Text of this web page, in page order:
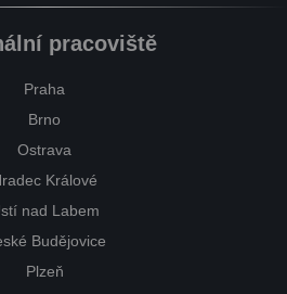
pracoviště
Praha
Brno
Ostrava
Králové
nad Labem
Budějovice
Plzeň